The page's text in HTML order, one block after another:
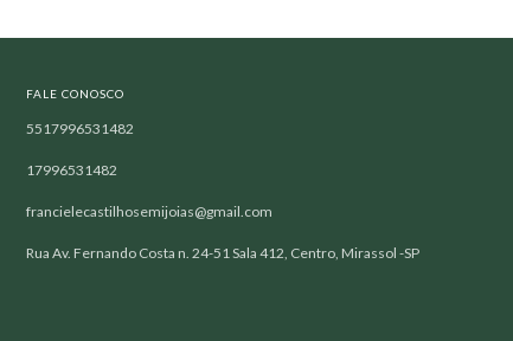
FALE CONOSCO
5517996531482
17996531482
francielecastilhosemijoias@gmail.com
Rua Av. Fernando Costa n. 24-51 Sala 412, Centro, Mirassol -SP